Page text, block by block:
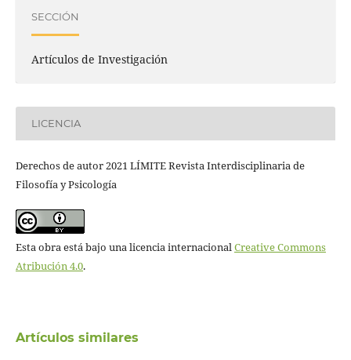
SECCIÓN
Artículos de Investigación
LICENCIA
Derechos de autor 2021 LÍMITE Revista Interdisciplinaria de
Filosofía y Psicología
Esta obra está bajo una licencia internacionalCreative Commons
Atribución 4.0.
Artículos similares